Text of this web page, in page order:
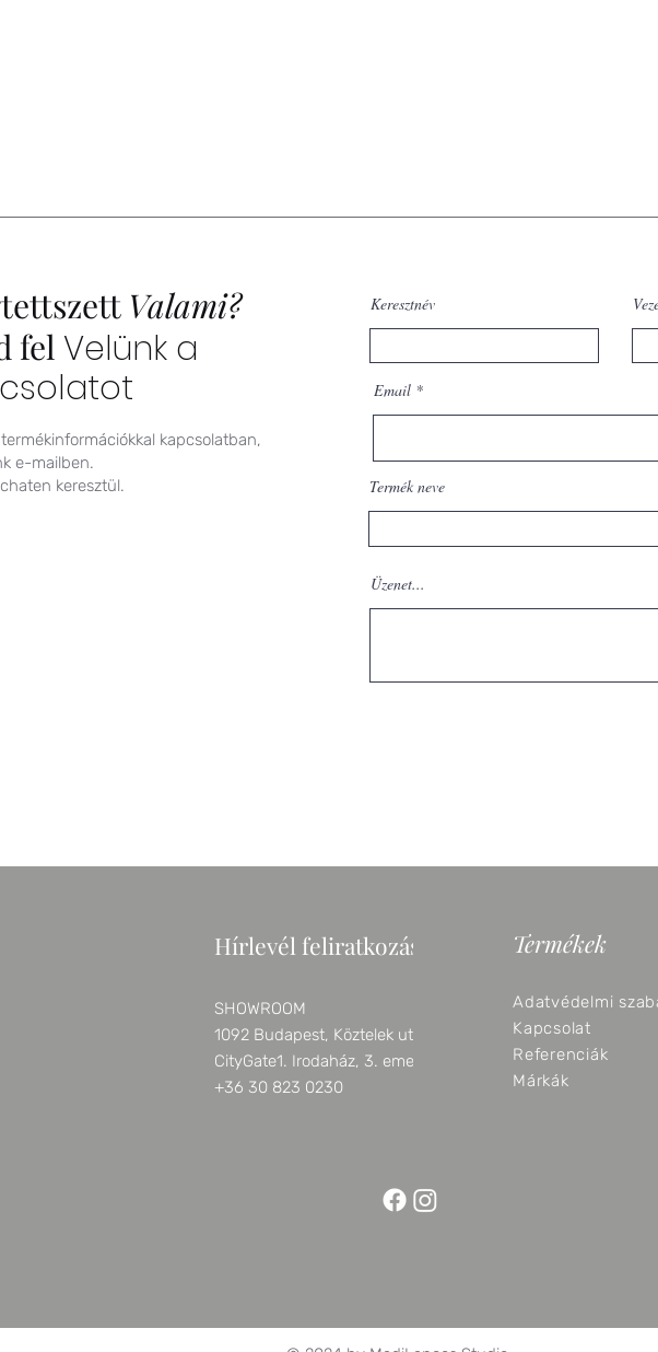
Valami?
fel Velünk a
kapcsolatban,
e-mailben.
keresztül.
Keresztnév
Email
Termék neve
Üzenet...
Hírlevél feliratkozás
SHOWROOM
1092 Budapest, Köztelek utca 6.
CityGate1. Irodaház, 3. emelet
+36 30 823 0230
Termékek
Adatvédelmi
Kapcsolat
Referenciák
Márkák